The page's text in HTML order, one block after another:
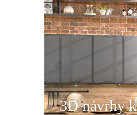
3D návrhy
deseti. Kuchyň je krásná
mi pomohla se vším a
které jsme postupně
pracovních desek a korpusů
s každou překážkou,